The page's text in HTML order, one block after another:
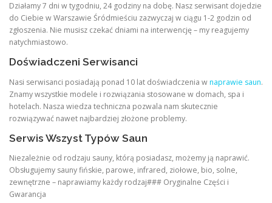
Działamy 7 dni w tygodniu, 24 godziny na dobę. Nasz serwisant dojedzie
do Ciebie w Warszawie Śródmieściu zazwyczaj w ciągu 1-2 godzin od
zgłoszenia. Nie musisz czekać dniami na interwencję – my reagujemy
natychmiastowo.
Doświadczeni Serwisanci
Nasi serwisanci posiadają ponad 10 lat doświadczenia wnaprawie saun.
Znamy wszystkie modele i rozwiązania stosowane w domach, spa i
hotelach. Nasza wiedza techniczna pozwala nam skutecznie
rozwiązywać nawet najbardziej złożone problemy.
Serwis Wszyst Typów Saun
Niezależnie od rodzaju sauny, którą posiadasz, możemy ją naprawić.
Obsługujemy sauny fińskie, parowe, infrared, ziołowe, bio, solne,
zewnętrzne – naprawiamy każdy rodzaj### Oryginalne Części i
Gwarancja